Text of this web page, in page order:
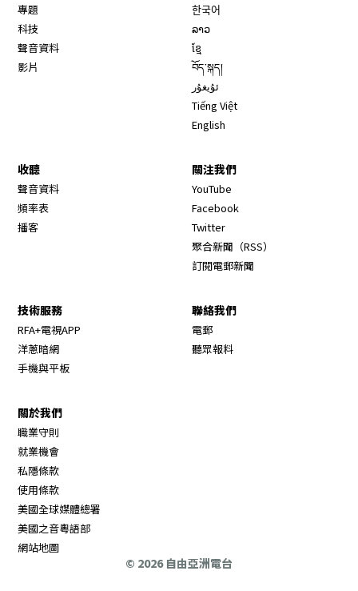
專題
科技
聲音資料
影片
한국어
ລາວ
ខ្មែ
བོད་སྐད།
ئۇيغۇر
Tiếng Việt
English
收聽
聲音資料
頻率表
播客
關注我們
YouTube
Facebook
Twitter
聚合新聞（RSS）
訂閱電郵新聞
技術服務
RFA+電視APP
洋蔥暗網
手機與平板
聯絡我們
電郵
聽眾報料
關於我們
職業守則
就業機會
私隱條款
使用條款
美國全球媒體總署
美國之音粵語部
網站地圖
© 2026 自由亞洲電台